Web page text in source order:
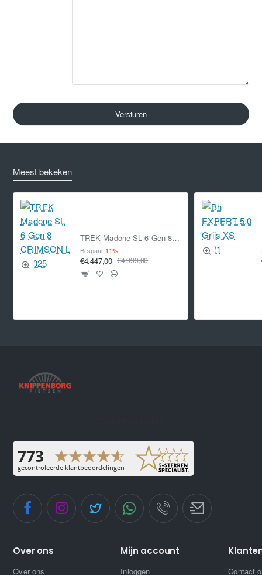
Versturen
Meest bekeken
TREK Madone SL 6 Gen 8 CRIMSON L L 2025
Bespaar-11%
€4.447,00 €4.999,00
Over ons
Over ons
Mijn account
Inloggen Contact